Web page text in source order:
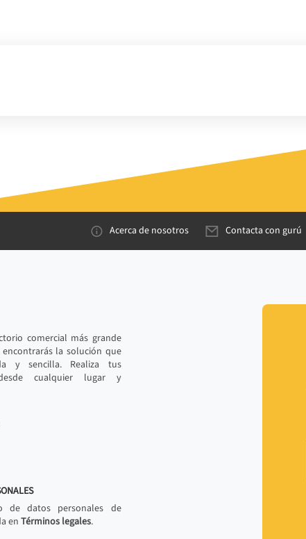
Acerca de nosotros Contacta con gurú
comercial más grande
la solución que
y sencilla. Realiza tus
cualquier lugar y
de datos personales de
en Términos legales.